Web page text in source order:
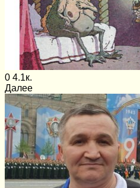
0 4.1к.
Далее